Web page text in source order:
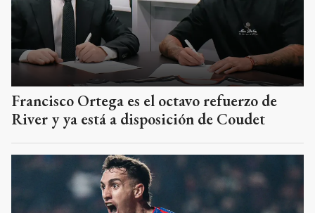
Francisco Ortega es el octavo refuerzo de
River y ya está a disposición de Coudet